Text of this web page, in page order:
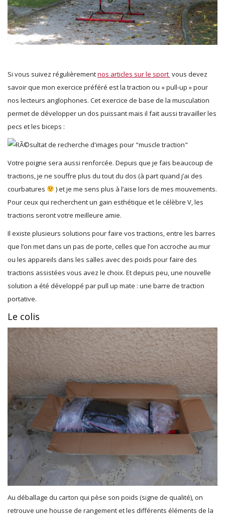
Si vous suivez régulièrementnos articles sur le sport vous devez
savoir que mon exercice préféré est la traction ou « pull-up » pour
nos lecteurs anglophones. Cet exercice de base de la musculation
permet de développer un dos puissant mais il fait aussi travailler les
pecs et les biceps :
Votre poigne sera aussi renforcée. Depuis que je fais beaucoup de
tractions, je ne souffre plus du tout du dos (à part quand j’ai des
courbatures
) et je me sens plus à l’aise lors de mes mouvements.
Pour ceux qui recherchent un gain esthétique et le célèbre V, les
tractions seront votre meilleure amie.
Il existe plusieurs solutions pour faire vos tractions, entre les barres
que l’on met dans un pas de porte, celles que l’on accroche au mur
ou les appareils dans les salles avec des poids pour faire des
tractions assistées vous avez le choix. Et depuis peu, une nouvelle
solution a été développé par pull up mate : une barre de traction
portative.
Le colis
Au déballage du carton qui pèse son poids (signe de qualité), on
retrouve une housse de rangement et les différents éléments de la